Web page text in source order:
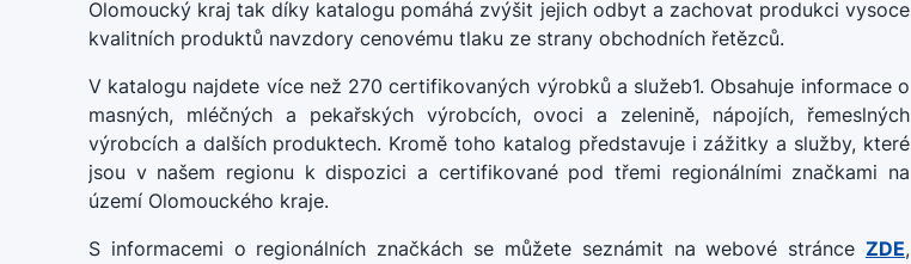
Olomoucký kraj tak díky katalogu pomáhá zvýšit jejich odbyt a zachovat produkci vysoce
kvalitních produktů navzdory cenovému tlaku ze strany obchodních řetězců.
V katalogu najdete více než 270 certifikovaných výrobků a služeb1. Obsahuje informace o
masných, mléčných a pekařských výrobcích, ovoci a zelenině, nápojích, řemeslných
výrobcích a dalších produktech. Kromě toho katalog představuje i zážitky a služby, které
jsou v našem regionu k dispozici a certifikované pod třemi regionálními značkami na
území Olomouckého kraje.
S informacemi o regionálních značkách se můžete seznámit na webové stránce ZDE,